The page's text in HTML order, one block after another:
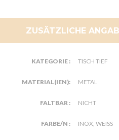
ZUSÄTZLICHE
KATEGORIE : TISCH TIEF
MATERIAL(IEN): METAL
FALTBAR : NICHT
FARBE/N : INOX, WEISS